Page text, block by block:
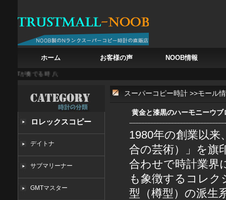
ホーム お客様の声 NOOB情報
奏でる時 八角形の鼓動：ロイヤルオーク クロノグラフ 26240STの進化
ロレックスコピー
デイトナ
サブマリーナー
GMTマスター
スーパーコピー時計 >>モール
黄金と漆黒のハーモニーウ
1980年の創業以
合の芸術）」を旗
合わせで時計業界
も象徴するコレ
型（樽型）の派生